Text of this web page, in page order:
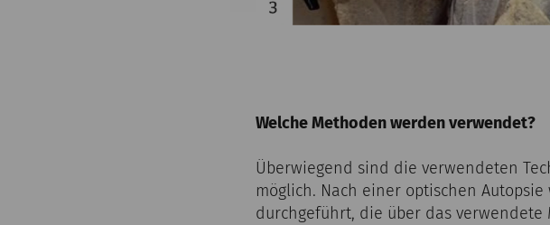
Welche Methoden werden verwendet?
Überwiegend sind die verwendeten
möglich. Nach einer optischen
durchgeführt, die über das